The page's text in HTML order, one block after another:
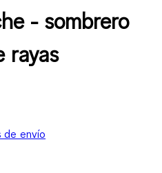
- sombrero
rayas
de envío